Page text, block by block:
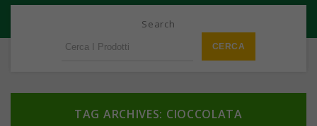
Search
TAG ARCHIVES: CIOCCOLATA